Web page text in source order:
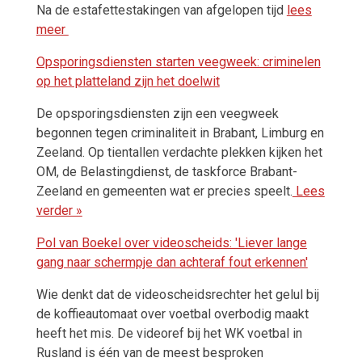
Na de estafettestakingen van afgelopen tijd lees
meer
Opsporingsdiensten starten veegweek: criminelen
op het platteland zijn het doelwit
De opsporingsdiensten zijn een veegweek
begonnen tegen criminaliteit in Brabant, Limburg en
Zeeland. Op tientallen verdachte plekken kijken het
OM, de Belastingdienst, de taskforce Brabant-
Zeeland en gemeenten wat er precies speelt. Lees
verder »
Pol van Boekel over videoscheids: 'Liever lange
gang naar schermpje dan achteraf fout erkennen'
Wie denkt dat de videoscheidsrechter het gelul bij
de koffieautomaat over voetbal overbodig maakt
heeft het mis. De videoref bij het WK voetbal in
Rusland is één van de meest besproken